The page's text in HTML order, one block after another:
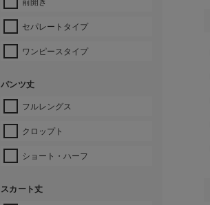
セパレートタイプ
ワンピースタイプ
パンツ丈
フルレングス
クロップト
ショート・ハーフ
スカート丈